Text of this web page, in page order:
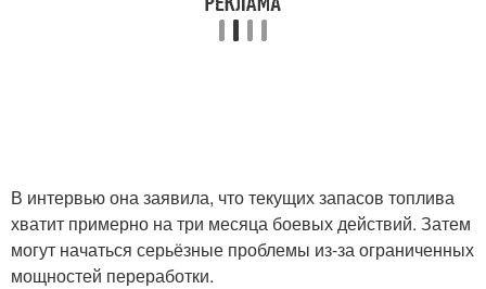
В интервью она заявила, что текущих запасов топлива
хватит примерно на три месяца боевых действий. Затем
могут начаться серьёзные проблемы из-за ограниченных
мощностей переработки.